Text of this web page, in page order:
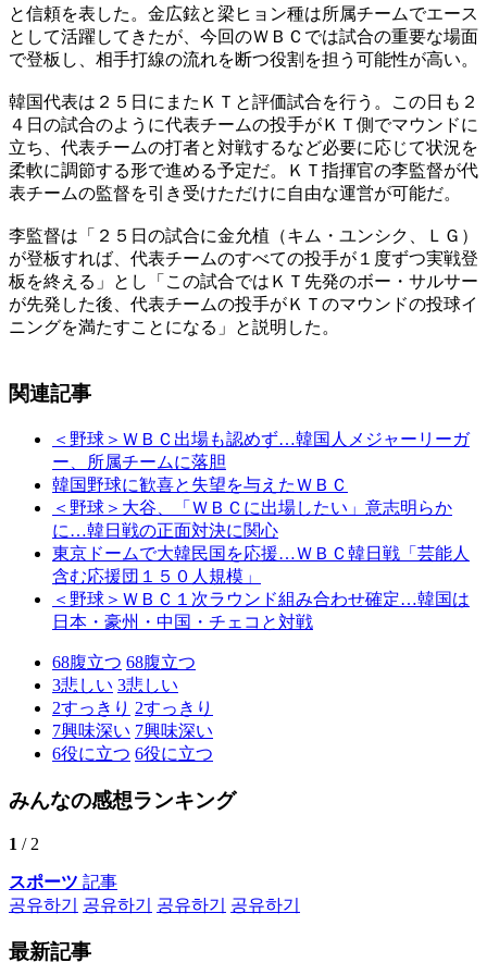
と信頼を表した。金広鉉と梁ヒョン種は所属チームでエース
として活躍してきたが、今回のＷＢＣでは試合の重要な場面
で登板し、相手打線の流れを断つ役割を担う可能性が高い。
韓国代表は２５日にまたＫＴと評価試合を行う。この日も２
４日の試合のように代表チームの投手がＫＴ側でマウンドに
立ち、代表チームの打者と対戦するなど必要に応じて状況を
柔軟に調節する形で進める予定だ。ＫＴ指揮官の李監督が代
表チームの監督を引き受けただけに自由な運営が可能だ。
李監督は「２５日の試合に金允植（キム・ユンシク、ＬＧ）
が登板すれば、代表チームのすべての投手が１度ずつ実戦登
板を終える」とし「この試合ではＫＴ先発のボー・サルサー
が先発した後、代表チームの投手がＫＴのマウンドの投球イ
ニングを満たすことになる」と説明した。
関連記事
＜野球＞ＷＢＣ出場も認めず…韓国人メジャーリーガ
ー、所属チームに落胆
韓国野球に歓喜と失望を与えたＷＢＣ
＜野球＞大谷、「ＷＢＣに出場したい」意志明らか
に…韓日戦の正面対決に関心
東京ドームで大韓民国を応援…ＷＢＣ韓日戦「芸能人
含む応援団１５０人規模」
＜野球＞ＷＢＣ１次ラウンド組み合わせ確定…韓国は
日本・豪州・中国・チェコと対戦
68腹立つ 68腹立つ
3悲しい 3悲しい
2すっきり 2すっきり
7興味深い 7興味深い
6役に立つ 6役に立つ
みんなの感想ランキング
1 / 2
スポーツ 記事
공유하기
공유하기 공유하기 공유하기
最新記事